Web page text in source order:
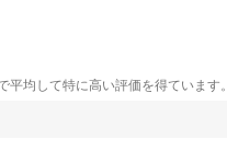
均して特に高い評価を得ています。